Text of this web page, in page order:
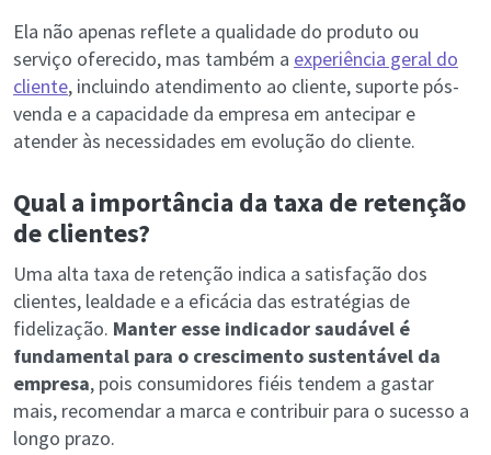
Ela não apenas reflete a qualidade do produto ou
serviço oferecido, mas também a experiência geral do
cliente, incluindo atendimento ao cliente, suporte pós-
venda e a capacidade da empresa em antecipar e
atender às necessidades em evolução do cliente.
Qual a importância da taxa de retenção
de clientes?
Uma alta taxa de retenção indica a satisfação dos
clientes, lealdade e a eficácia das estratégias de
fidelização. Manter esse indicador saudável é
fundamental para o crescimento sustentável da
empresa, pois consumidores fiéis tendem a gastar
mais, recomendar a marca e contribuir para o sucesso a
longo prazo.